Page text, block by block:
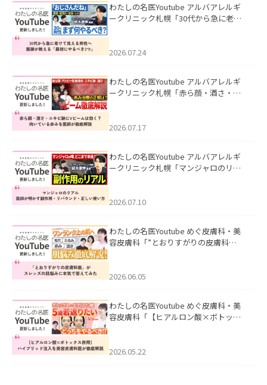
わたしの名医Youtube アルバアレルギ
ークリニック札幌「30代から急に老け
た。
2026.07.24
わたしの名医Youtube アルバアレルギ
ークリニック札幌「赤ら顔・酒さ・ニ
した。
2026.07.17
わたしの名医Youtube アルバアレルギ
ークリニック札幌「マンジャロのリア
た。
2026.07.10
わたしの名医Youtube めぐ皮膚科・美
容皮膚科「”とおりすがりの皮膚科
2026.06.05
わたしの名医Youtube めぐ皮膚科・美
容皮膚科「【ヒアルロン酸×ボトック
た。
2026.05.22